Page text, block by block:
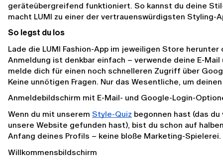
geräteübergreifend funktioniert. So kannst du deine
macht LUMI zu einer der vertrauenswürdigsten Styling-
So legst du los
Lade die LUMI Fashion-App im jeweiligen Store
Anmeldung ist denkbar einfach – verwende deine E-
melde dich für einen noch schnelleren Zugriff über
Keine unnötigen Fragen. Nur das Wesentliche, um
Anmeldebildschirm mit E-Mail- und Google-Login-
Wenn du mit unserem Style-Quiz begonnen hast (das
unsere Website gefunden hast), bist du schon auf
Anfang deines Profils – keine bloße Marketing-Spielerei.
Willkommensbildschirm